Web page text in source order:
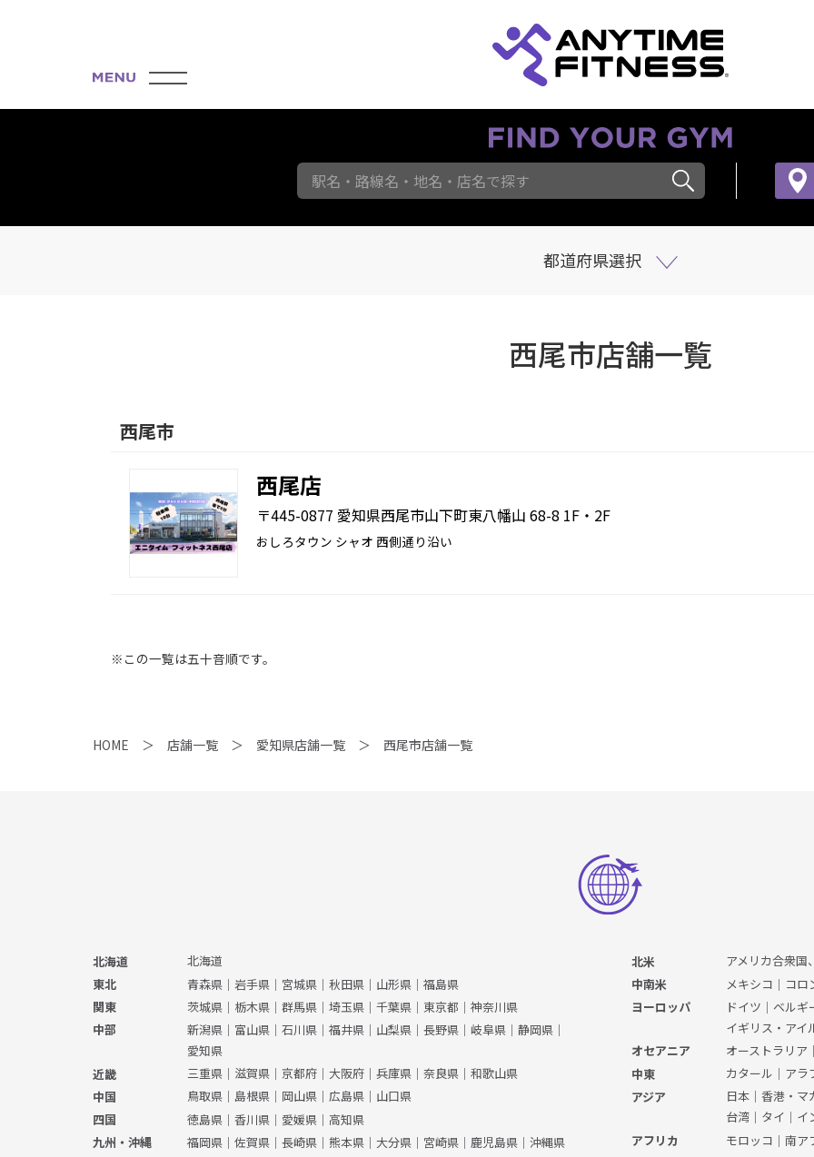
駅名・路線名・地名・店名で探す
都道府県選択
西尾市店舗一覧
西尾市
西尾店
〒445-0877 愛知県西尾市山下町東八幡山 68-8 1F・2F
おしろタウン シャオ 西側通り沿い
※この一覧は五十音順です。
HOME 店舗一覧 愛知県店舗一覧 西尾市店舗一覧
北海道
北海道
東北
青森県 ｜ 岩手県 ｜ 宮城県 ｜ 秋田県 ｜ 山形県 ｜ 福島県
関東
茨城県 ｜ 栃木県 ｜ 群馬県 ｜ 埼玉県 ｜ 千葉県 ｜ 東京都 ｜ 神奈川県
中部
新潟県 ｜ 富山県 ｜ 石川県 ｜ 福井県 ｜ 山梨県 ｜ 長野県 ｜ 岐阜県 ｜ 静岡県 ｜
愛知県
近畿
三重県 ｜ 滋賀県 ｜ 京都府 ｜ 大阪府 ｜ 兵庫県 ｜ 奈良県 ｜ 和歌山県
中国
鳥取県 ｜ 島根県 ｜ 岡山県 ｜ 広島県 ｜ 山口県
四国
徳島県 ｜ 香川県 ｜ 愛媛県 ｜ 高知県
九州・沖縄
福岡県 ｜ 佐賀県 ｜ 長崎県 ｜ 熊本県 ｜ 大分県 ｜ 宮崎県 ｜ 鹿児島県 ｜ 沖縄県
北米
アメリカ合衆国
中南米
メキシコ ｜ コロ
ヨーロッパ
ドイツ ｜ ベルギ
イギリス・アイ
オセアニア
オーストラリア ｜
中東
カタール ｜ アラ
アジア
日本｜ 香港・マ
台湾｜ タイ ｜ イ
アフリカ
モロッコ ｜ 南ア